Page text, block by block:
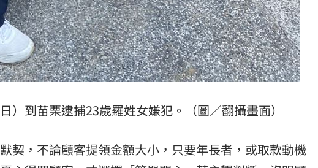
到苗栗逮捕23歲羅姓女嫌犯。（圖／翻攝畫面）
契，不論顧客提領金額大小，只要年長者，或取款動機